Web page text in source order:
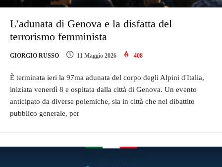
L’adunata di Genova e la disfatta del
terrorismo femminista
GIORGIO RUSSO 11 Maggio 2026 408
È terminata ieri la 97ma adunata del corpo degli Alpini d'Italia,
iniziata venerdì 8 e ospitata dalla città di Genova. Un evento
anticipato da diverse polemiche, sia in città che nel dibattito
pubblico generale, per